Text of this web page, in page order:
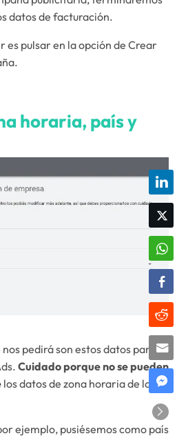
datos de facturación.
es pulsar en la opción de Crear
horaria, país y
pedirá son estos datos para
Cuidado porque no se pueden
los datos de zona horaria de la
ejemplo, pusiésemos como país